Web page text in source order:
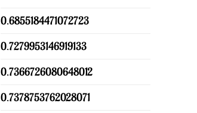
0.6855184471072723
0.7279953146919133
0.7366726080648012
0.7378753762028071